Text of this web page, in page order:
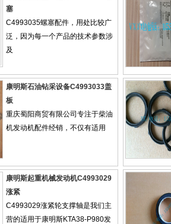
塞
C4993035螺塞配件，用处比较广
泛，因为每一个产品的技术参数涉
及
康明斯石油钻采设备C4993033盖
板
重庆蜀阳商贸有限公司专注于柴油
机发动机配件经销，不仅有适用
康明斯起重机械发动机C4993029
涨紧
C4993029涨紧轮支撑轴是我们主
营的适用于康明斯KTA38-P980发